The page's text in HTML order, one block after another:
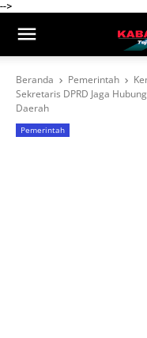
-->
Beranda Pemerintah
Sekretaris DPRD Jaga
Daerah
Pemerintah